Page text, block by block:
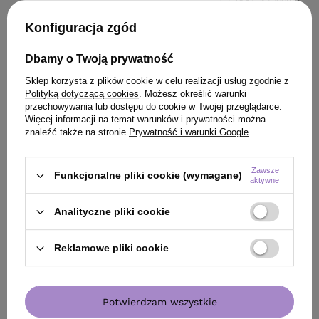
Najniższa cena produktu w okresie 30 dni przed
Cena katalogowa:75,90 zł -37%
Do koszyka
ZOBACZ RÓWNIEŻ
Konfiguracja zgód
Dbamy o Twoją prywatność
Sklep korzysta z plików cookie w celu realizacji usług zgodnie z
Polityką dotyczącą cookies. Możesz określić warunki
przechowywania lub dostępu do cookie w Twojej przeglądarce.
Więcej informacji na temat warunków i prywatności można
znaleźć także na stronie Prywatność i warunki Google.
Funkcjonalne pliki cookie (wymagane)
Zawsze
aktywne
Analityczne pliki cookie
Reklamowe pliki cookie
Potwierdzam wszystkie